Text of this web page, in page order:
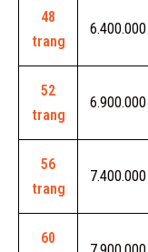
48
trang
6.400.000
52
trang
6.900.000
56
trang
7.400.000
60